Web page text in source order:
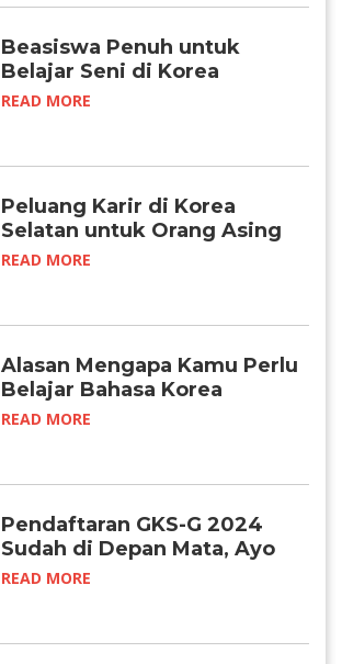
Beasiswa Penuh untuk
Belajar Seni di Korea
Selatan
READ MORE
Peluang Karir di Korea
Selatan untuk Orang Asing
READ MORE
Alasan Mengapa Kamu Perlu
Belajar Bahasa Korea
READ MORE
Pendaftaran GKS-G 2024
Sudah di Depan Mata, Ayo
Persiapkan Diri!
READ MORE